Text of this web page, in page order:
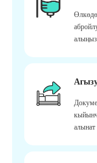
алыңыз
алынат